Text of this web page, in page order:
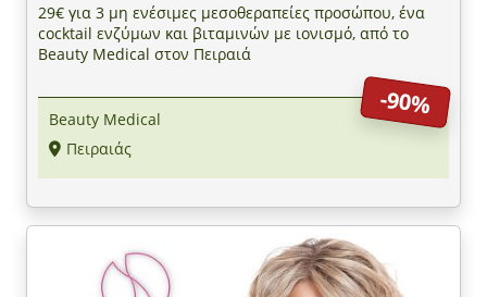
29€ για 3 μη ενέσιμες μεσοθεραπείες προσώπου, ένα
cocktail ενζύμων και βιταμινών με ιονισμό, από το
Beauty Medical στον Πειραιά
-90%
Beauty Medical
Πειραιάς